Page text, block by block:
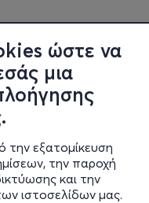
ώστε να
μια
εξατομίκευση
την παροχή
και την
ιστοσελίδων μας.